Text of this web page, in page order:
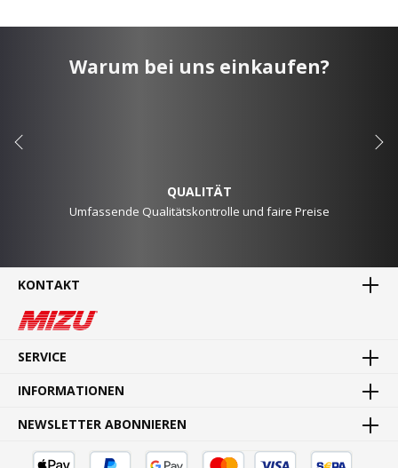
Warum bei uns einkaufen?
QUALITÄT
Umfassende Qualitätskontrolle und faire Preise
SCHNELLE LIEFERUNG
KONTAKT
SERVICE
INFORMATIONEN
NEWSLETTER ABONNIEREN